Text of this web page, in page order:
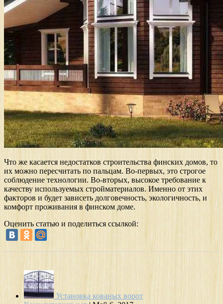
Что же касается недостатков строительства финских домов, то
их можно пересчитать по пальцам. Во-первых, это строгое
соблюдение технологии. Во-вторых, высокое требование к
качеству используемых стройматериалов. Именно от этих
факторов и будет зависеть долговечность, экологичность, и
комфорт проживания в финском доме.
Оценить статью и поделиться ссылкой:
Установка кованых ворот